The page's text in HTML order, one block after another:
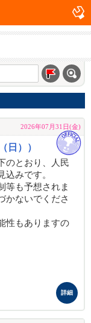
2026年07月31日(金)
日））
のとおり、人民
みです。
等も予想されま
かないでくださ
性もありますの
詳細